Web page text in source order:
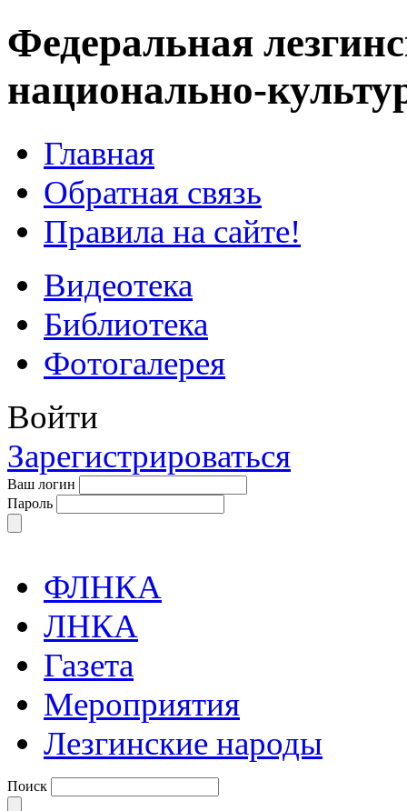
Федеральная
национально-
Главная
Обратная связь
Правила на сайте!
Видеотека
Библиотека
Фотогалерея
Войти
Зарегистрироваться
Ваш логин
Пароль
ФЛНКА
ЛНКА
Газета
Мероприятия
Лезгинские народы
Поиск